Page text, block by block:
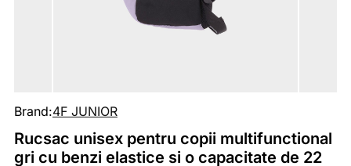
Brand:4F JUNIOR
Rucsac unisex pentru copii multifunctional
gri cu benzi elastice si o capacitate de 22